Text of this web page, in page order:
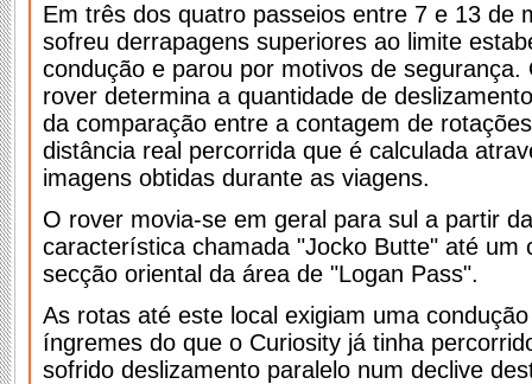
Em três dos quatro passeios entre 7 e 13 de
sofreu derrapagens superiores ao limite
condução e parou por motivos de
rover determina a quantidade de
da comparação entre a contagem de
distância real percorrida que é calculada
imagens obtidas durante as viagens.
O rover movia-se em geral para sul a partir
característica chamada "Jocko Butte" até um
secção oriental da área de "Logan Pass".
As rotas até este local exigiam uma
íngremes do que o Curiosity já tinha
sofrido deslizamento paralelo num declive